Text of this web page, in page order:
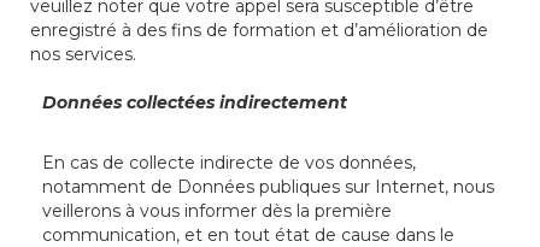
veuillez noter que votre appel sera susceptible d’être
enregistré à des fins de formation et d’amélioration de
nos services.
Données collectées indirectement
En cas de collecte indirecte de vos données,
notamment de Données publiques sur Internet, nous
veillerons à vous informer dès la première
communication, et en tout état de cause dans le